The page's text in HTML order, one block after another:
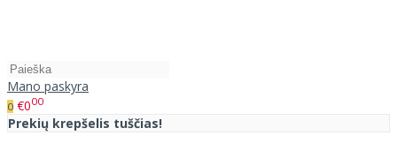
Mano paskyra
0 €000
Prekių krepšelis tuščias!